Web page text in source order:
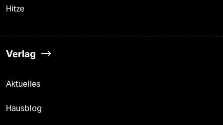
Hitze
Verlag
Aktuelles
Hausblog